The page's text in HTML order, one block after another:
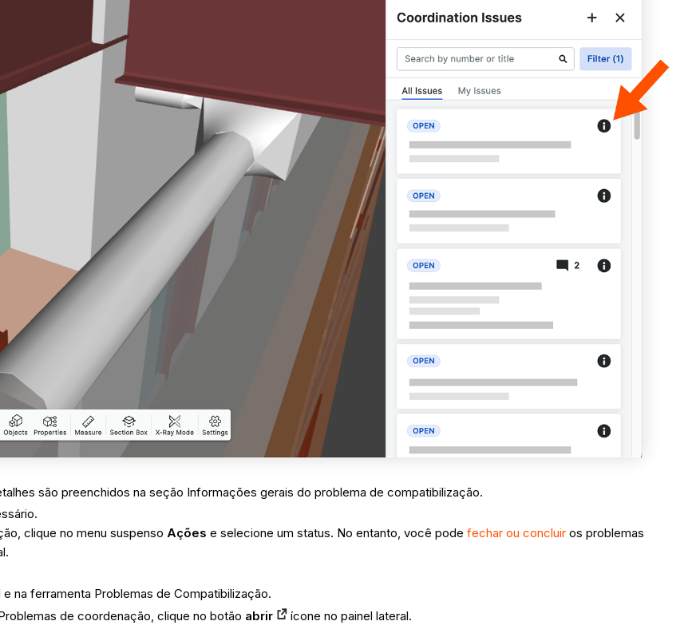
são preenchidos na seção Informações gerais do problema de compatibilização.
clique no menu suspenso Ações e selecione um status. No entanto, você podefechar ou concluir os problemas
na ferramenta Problemas de Compatibilização.
de coordenação, clique no botão abrir ícone no painel lateral.